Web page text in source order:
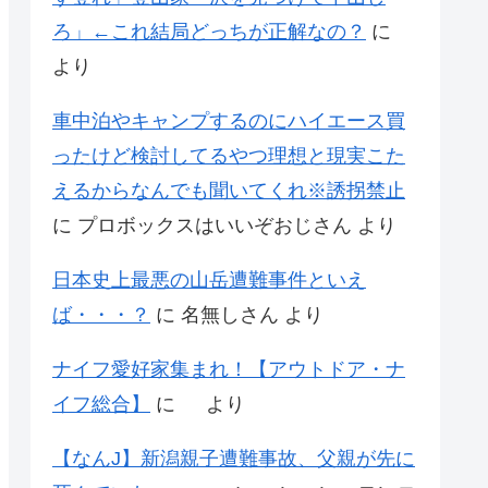
ろ」←これ結局どっちが正解なの？ に
より
車中泊やキャンプするのにハイエース買
ったけど検討してるやつ理想と現実こた
えるからなんでも聞いてくれ※誘拐禁止
に プロボックスはいいぞおじさん より
日本史上最悪の山岳遭難事件といえ
ば・・・？ に 名無しさん より
ナイフ愛好家集まれ！【アウトドア・ナ
イフ総合】
に より
【なんJ】新潟親子遭難事故、父親が先に